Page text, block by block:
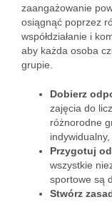
zaangażowanie
osiągnąć poprzez
współdziałanie i
aby każda osoba
grupie.
Dobierz
zajęcia do
różnorodne
Przygotuj
wszystkie
sportowe są
Stwórz